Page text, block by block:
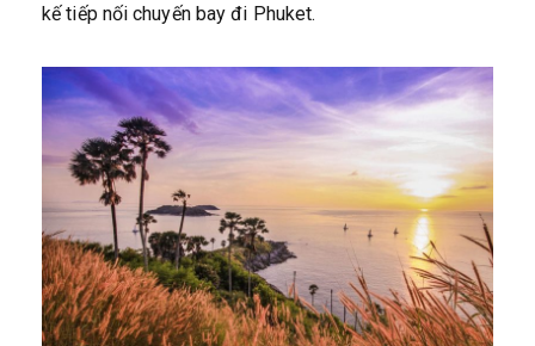
kế tiếp nối chuyến bay đi Phuket.